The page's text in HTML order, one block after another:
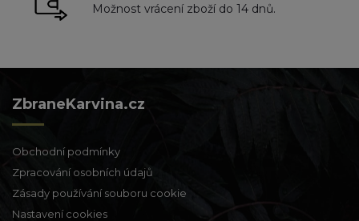
Možnost vrácení zboží do 14 dnů.
ZbraneKarvina.cz
Obchodní podmínky
Zpracování osobních údajů
Zásady používání souboru cookie
Nastavení cookies